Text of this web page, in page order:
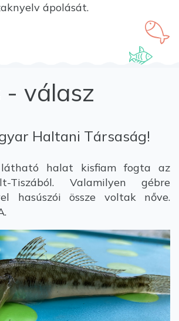
ápolását.
- válasz
Haltani Társaság!
halat kisfiam fogta az
Tiszából. Valamilyen gébre
hasúszói össze voltak nőve.